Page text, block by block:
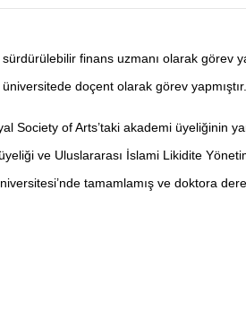
finans uzmanı olarak görev
doçent olarak görev yapmıştır.
Society of Arts’taki akademi üyeliğinin
ve Uluslararası İslami Likidite
tamamlamış ve doktora